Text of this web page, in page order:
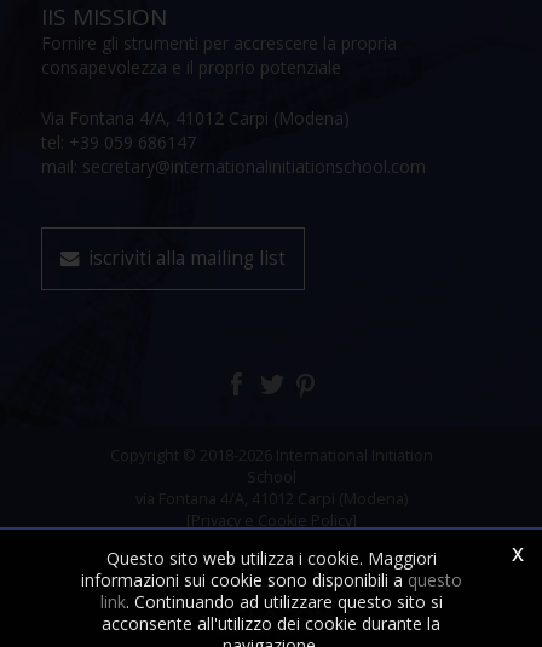
IIS MISSION
Fornire gli strumenti per accrescere la propria
consapevolezza e il proprio potenziale
Via Fontana 4/A, 41012 Carpi (Modena)
tel: +39 059 686147
mail: secretary@internationalinitiationschool.com
iscriviti alla mailing list
Copyright © 2018-2026 International Initiation
School
via Fontana 4/A, 41012 Carpi (Modena)
[Privacy e Cookie Policy]
x
Questo sito web utilizza i cookie. Maggiori
informazioni sui cookie sono disponibili a questo
link. Continuando ad utilizzare questo sito si
acconsente all'utilizzo dei cookie durante la